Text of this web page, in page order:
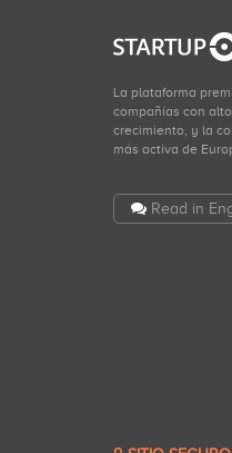
La plataforma
compañías con
crecimiento, y la
más activa de
Read in